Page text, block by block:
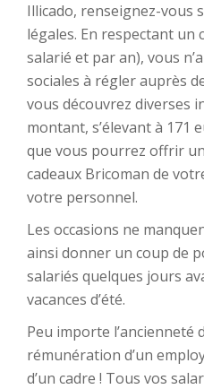
Illicado, renseignez-vous
légales. En respectant
salarié et par an), vous
sociales à régler auprès
vous découvrez diverses
montant, s’élevant à 171
que vous pourrez offrir
cadeaux Bricoman de
votre personnel.
Les occasions ne
ainsi donner un coup de
salariés quelques jours
vacances d’été.
Peu importe l’ancienneté
rémunération d’un
d’un cadre ! Tous vos